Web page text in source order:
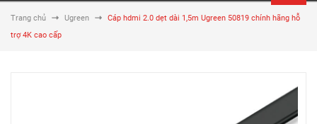
Trang chủ Ugreen
Cáp hdmi 2.0 dẹt dài 1,5m Ugreen 50819 chính hãng hỗ
trợ 4K cao cấp